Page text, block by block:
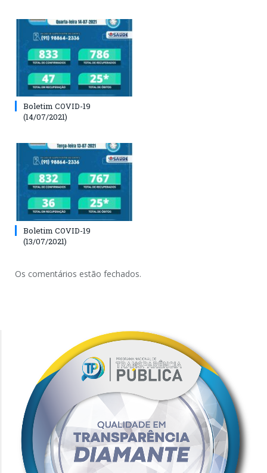
Boletim COVID-19
(14/07/2021)
Boletim COVID-19
(13/07/2021)
Os comentários estão fechados.